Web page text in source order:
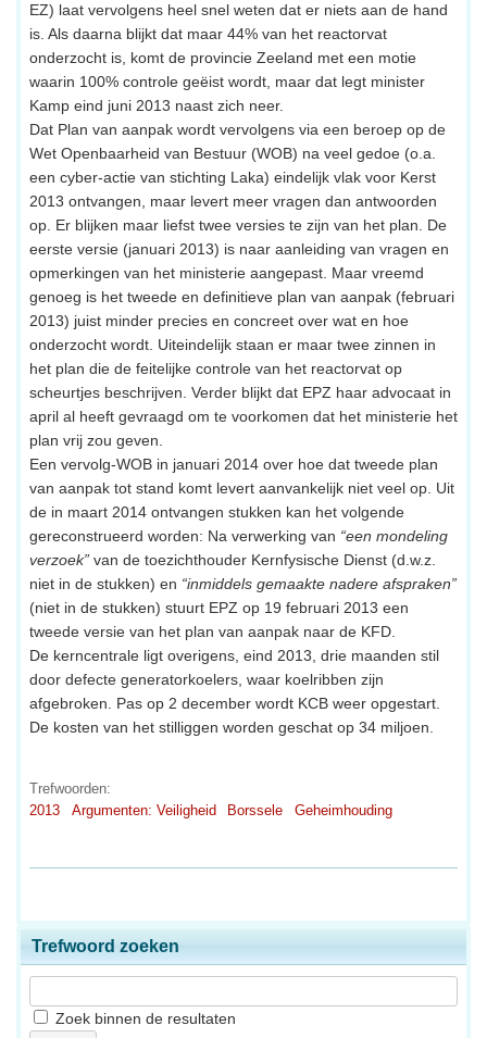
EZ) laat vervolgens heel snel weten dat er niets aan de hand
is. Als daarna blijkt dat maar 44% van het reactorvat
onderzocht is, komt de provincie Zeeland met een motie
waarin 100% controle geëist wordt, maar dat legt minister
Kamp eind juni 2013 naast zich neer.
Dat Plan van aanpak wordt vervolgens via een beroep op de
Wet Openbaarheid van Bestuur (WOB) na veel gedoe (o.a.
een cyber-actie van stichting Laka) eindelijk vlak voor Kerst
2013 ontvangen, maar levert meer vragen dan antwoorden
op. Er blijken maar liefst twee versies te zijn van het plan. De
eerste versie (januari 2013) is naar aanleiding van vragen en
opmerkingen van het ministerie aangepast. Maar vreemd
genoeg is het tweede en definitieve plan van aanpak (februari
2013) juist minder precies en concreet over wat en hoe
onderzocht wordt. Uiteindelijk staan er maar twee zinnen in
het plan die de feitelijke controle van het reactorvat op
scheurtjes beschrijven. Verder blijkt dat EPZ haar advocaat in
april al heeft gevraagd om te voorkomen dat het ministerie het
plan vrij zou geven.
Een vervolg-WOB in januari 2014 over hoe dat tweede plan
van aanpak tot stand komt levert aanvankelijk niet veel op. Uit
de in maart 2014 ontvangen stukken kan het volgende
gereconstrueerd worden: Na verwerking van “een mondeling
verzoek” van de toezichthouder Kernfysische Dienst (d.w.z.
niet in de stukken) en “inmiddels gemaakte nadere afspraken”
(niet in de stukken) stuurt EPZ op 19 februari 2013 een
tweede versie van het plan van aanpak naar de KFD.
De kerncentrale ligt overigens, eind 2013, drie maanden stil
door defecte generatorkoelers, waar koelribben zijn
afgebroken. Pas op 2 december wordt KCB weer opgestart.
De kosten van het stilliggen worden geschat op 34 miljoen.
Trefwoorden:
2013
Argumenten: Veiligheid Borssele Geheimhouding
Trefwoord zoeken
Zoek binnen de resultaten